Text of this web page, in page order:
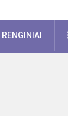
RENGINIAI